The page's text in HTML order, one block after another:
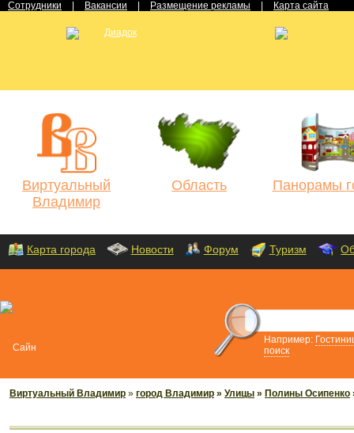
Сотрудники Вакансии Размещение рекламы Карта сайта
Виртуальный
Владимир
Область Панорамы
Карта города Новости Форум Туризм
Например:
поиск
Виртуальный Владимир » город Владимир » Улицы » Полины Осипенко